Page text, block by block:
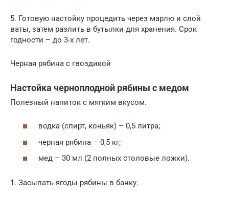
5. Готовую настойку процедить через марлю и слой
ваты, затем разлить в бутылки для хранения. Срок
годности – до 3-х лет.
Черная рябина с гвоздикой
Настойка черноплодной рябины с медом
Полезный напиток с мягким вкусом.
водка (спирт, коньяк) – 0,5 литра;
черная рябина – 0,5 кг;
мед – 30 мл (2 полных столовые ложки).
1. Засыпать ягоды рябины в банку.